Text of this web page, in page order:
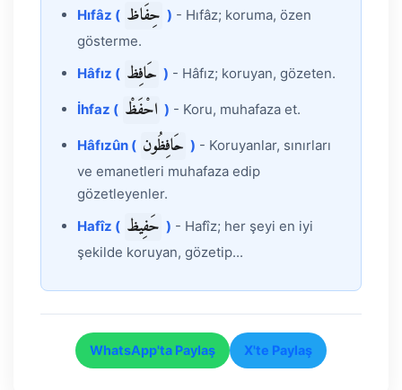
Hıfâz ( حِفَاظ ) - Hıfâz; koruma, özen
gösterme.
Hâfız ( حَافِظ ) - Hâfız; koruyan, gözeten.
İhfaz ( احْفَظْ ) - Koru, muhafaza et.
Hâfızûn ( حَافِظُون ) - Koruyanlar, sınırları
ve emanetleri muhafaza edip
gözetleyenler.
Hafîz ( حَفِيظ ) - Hafîz; her şeyi en iyi
şekilde koruyan, gözetip...
WhatsApp'ta Paylaş X'te Paylaş